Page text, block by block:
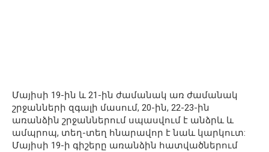
Մայիսի 19-ին և 21-ին ժամանակ առ ժամանակ
շրջանների զգալի մասում, 20-ին, 22-23-ին
առանձին շրջաններում սպասվում է անձրև և
ամպրոպ, տեղ-տեղ հնարավոր է նաև կարկուտ:
Մայիսի 19-ի գիշերը առանձին հատվածներում